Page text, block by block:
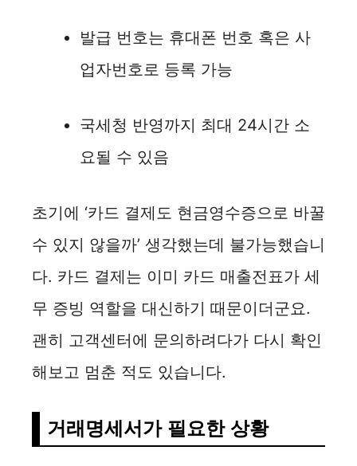
발급 번호는 휴대폰 번호 혹은 사
업자번호로 등록 가능
국세청 반영까지 최대 24시간 소
요될 수 있음
초기에 ‘카드 결제도 현금영수증으로 바꿀
수 있지 않을까’ 생각했는데 불가능했습니
다. 카드 결제는 이미 카드 매출전표가 세
무 증빙 역할을 대신하기 때문이더군요.
괜히 고객센터에 문의하려다가 다시 확인
해보고 멈춘 적도 있습니다.
거래명세서가 필요한 상황